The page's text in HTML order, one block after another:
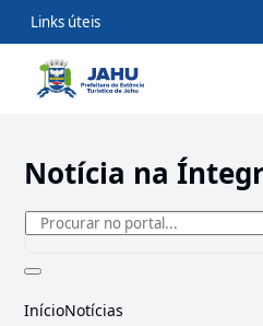
Links úteis
Notícia na
InícioNotícias